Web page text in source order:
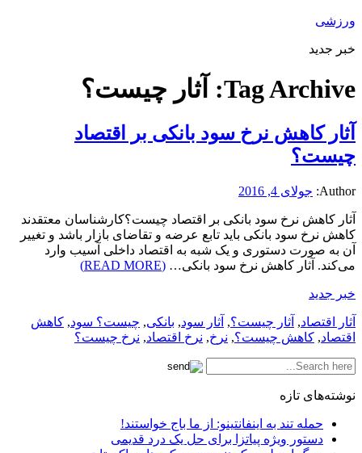
ورزشی
خبر جدید
Tag Archive: آثار چیست؟
آثار کاهش نرخ سود بانکی بر اقتصاد
چیست؟
Author: جولای 4, 2016
آثار کاهش نرخ سود بانکی بر اقتصاد چیست؟کارشناسان معتقدند
کاهش نرخ سود بانکی باید تابع عرضه و تقاضای بازار باشد و تغییر
آن به صورت دستوری و یک شبه به اقتصاد داخلی آسیب وارد
می‌کند. آثار کاهش نرخ سود بانکی… (READ MORE)
خبر جدید
آثار اقتصاد, آثار چیست؟, آثار سود, بانکی, چیست؟ سود, کاهش
اقتصاد, کاهش چیست؟, نرخ, نرخ اقتصاد, نرخ چیست؟
نوشته‌های تازه
حمله تند به اینفانتینو: از ما باج خواستند!
دستور ویژه پیاتزا برای حل یک درد قدیمی